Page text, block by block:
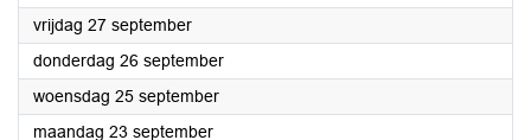
vrijdag 27 september2024
donderdag 26 september2024
woensdag 25 september2024
maandag 23 september2024